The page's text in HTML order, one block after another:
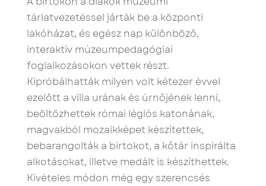
tárlatvezetéssel járták be a központi
lakóházat, és egész nap különböző,
interaktív múzeumpedagógiai
foglalkozásokon vettek részt.
Kipróbálhatták milyen volt kétezer évvel
ezelőtt a villa urának és úrnőjének lenni,
beöltözhettek római légiós katonának,
magvakból mozaikképet készítettek,
bebarangolták a birtokot, a kőtár inspirálta
alkotásokat, illetve medált is készíthettek.
Kivételes módon még egy szerencsés